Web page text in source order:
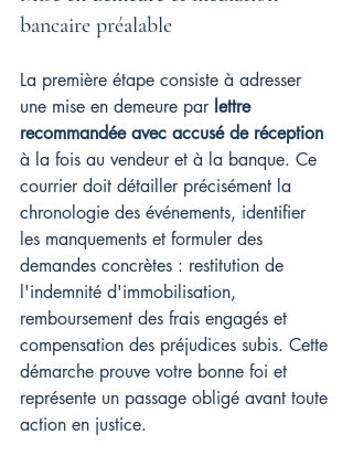
bancaire préalable
La première étape consiste à adresser
une mise en demeure par lettre
recommandée avec accusé de réception
à la fois au vendeur et à la banque. Ce
courrier doit détailler précisément la
chronologie des événements, identifier
les manquements et formuler des
demandes concrètes : restitution de
l'indemnité d'immobilisation,
remboursement des frais engagés et
compensation des préjudices subis. Cette
démarche prouve votre bonne foi et
représente un passage obligé avant toute
action en justice.